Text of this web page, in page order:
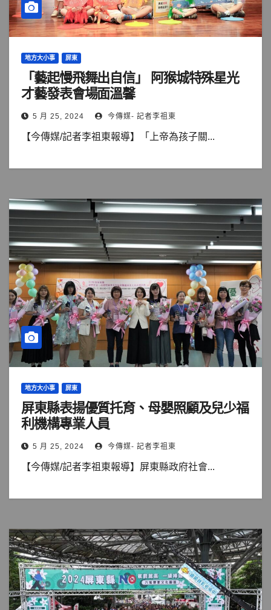
地方大小事 屏東
「藝起慢飛舞出自信」 阿猴城特殊星光
才藝發表會場面溫馨
5 月 25, 2024 今傳媒- 記者李祖東
【今傳媒/記者李祖東報導】「上帝為孩子關...
地方大小事 屏東
屏東縣表揚優質托育、母嬰照顧及兒少福
利機構專業人員
5 月 25, 2024 今傳媒- 記者李祖東
【今傳媒/記者李祖東報導】屏東縣政府社會...